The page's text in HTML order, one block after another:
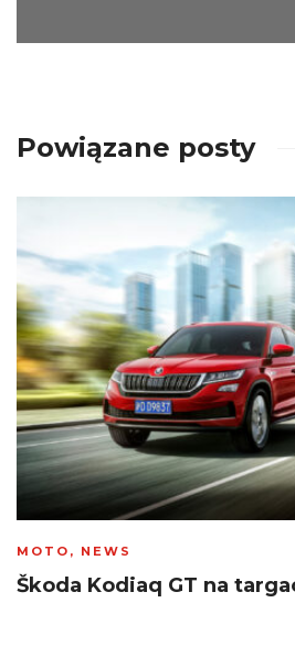
Powiązane posty
MOTO , NEWS
Škoda Kodiaq GT na